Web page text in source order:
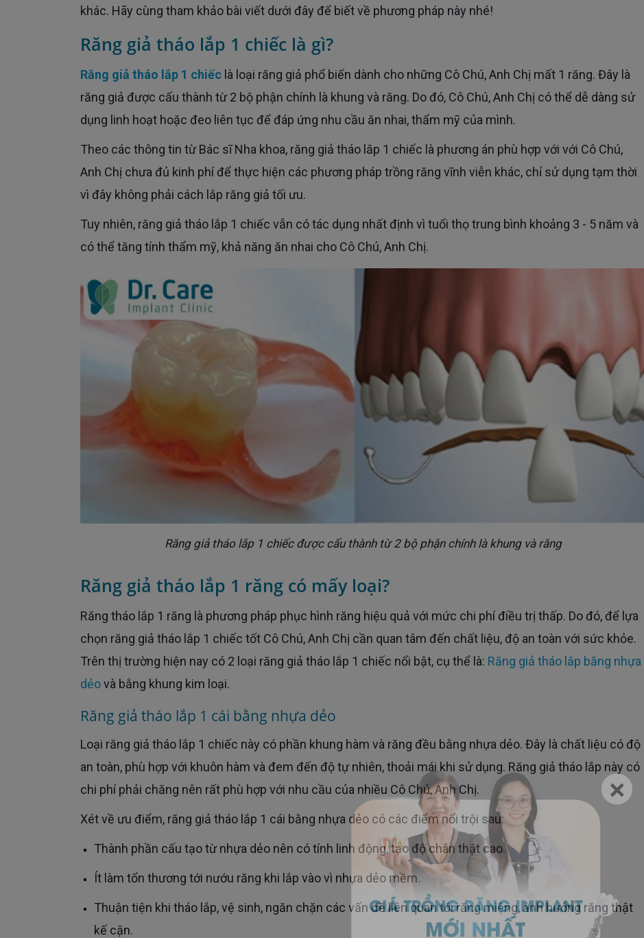
khác. Hãy cùng tham khảo bài viết dưới đây để biết về phương pháp này nhé!
Răng giả tháo lắp 1 chiếc là gì?
Răng giả tháo lắp 1 chiếc là loại răng giả phổ biến dành cho những Cô Chú, Anh Chị mất 1 răng. Đây là
răng giả được cấu thành từ 2 bộ phận chính là khung và răng. Do đó, Cô Chú, Anh Chị có thể dễ dàng sử
dụng linh hoạt hoặc đeo liên tục để đáp ứng nhu cầu ăn nhai, thẩm mỹ của mình.
Theo các thông tin từ Bác sĩ Nha khoa, răng giả tháo lắp 1 chiếc là phương án phù hợp với với Cô Chú,
Anh Chị chưa đủ kinh phí để thực hiện các phương pháp trồng răng vĩnh viễn khác, chỉ sử dụng tạm thời
vì đây không phải cách lắp răng giả tối ưu.
Tuy nhiên, răng giả tháo lắp 1 chiếc vẫn có tác dụng nhất định vì tuổi thọ trung bình khoảng 3 - 5 năm và
có thể tăng tính thẩm mỹ, khả năng ăn nhai cho Cô Chú, Anh Chị.
Răng giả tháo lắp 1 chiếc được cấu thành từ 2 bộ phận chính là khung và răng
Răng giả tháo lắp 1 răng có mấy loại?
Răng tháo lắp 1 răng là phương pháp phục hình răng hiệu quả với mức chi phí điều trị thấp. Do đó, để lựa
chọn răng giả tháo lắp 1 chiếc tốt Cô Chú, Anh Chị cần quan tâm đến chất liệu, độ an toàn với sức khỏe.
Trên thị trường hiện nay có 2 loại răng giả tháo lắp 1 chiếc nổi bật, cụ thể là: Răng giả tháo lắp bằng nhựa
dẻovà bằng khung kim loại.
Răng giả tháo lắp 1 cái bằng nhựa dẻo
Loại răng giả tháo lắp 1 chiếc này có phần khung hàm và răng đều bằng nhựa dẻo. Đây là chất liệu có độ
an toàn, phù hợp với khuôn hàm và đem đến độ tự nhiên, thoải mái khi sử dụng. Răng giả tháo lắp này có
chi phí phải chăng nên rất phù hợp với nhu cầu của nhiều Cô Chú, Anh Chị.
Xét về ưu điểm, răng giả tháo lắp 1 cái bằng nhựa dẻo có các điểm nổi trội sau:
Thành phần cấu tạo từ nhựa dẻo nên có tính linh động, tạo độ chân thật cao.
Ít làm tổn thương tới nướu răng khi lắp vào vì nhựa dẻo mềm.
Thuận tiện khi tháo lắp, vệ sinh, ngăn chặn các vấn đề liên quan tới răng miệng, ảnh hưởng răng thật
kế cận.
×